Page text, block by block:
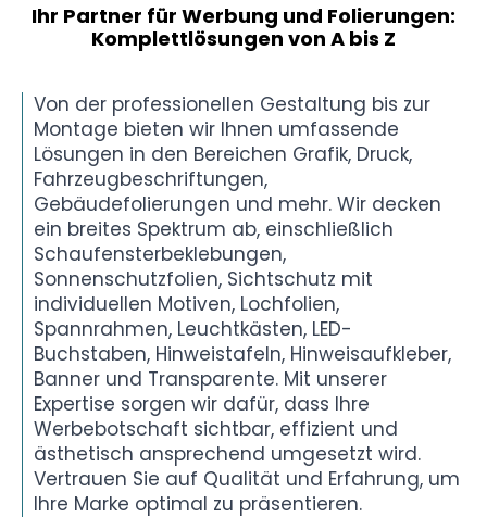
Ihr Partner für Werbung und Folierungen:
Komplettlösungen von A bis Z
Von der professionellen Gestaltung bis zur
Montage bieten wir Ihnen umfassende
Lösungen in den Bereichen Grafik, Druck,
Fahrzeugbeschriftungen,
Gebäudefolierungen und mehr. Wir decken
ein breites Spektrum ab, einschließlich
Schaufensterbeklebungen,
Sonnenschutzfolien, Sichtschutz mit
individuellen Motiven, Lochfolien,
Spannrahmen, Leuchtkästen, LED-
Buchstaben, Hinweistafeln, Hinweisaufkleber,
Banner und Transparente. Mit unserer
Expertise sorgen wir dafür, dass Ihre
Werbebotschaft sichtbar, effizient und
ästhetisch ansprechend umgesetzt wird.
Vertrauen Sie auf Qualität und Erfahrung, um
Ihre Marke optimal zu präsentieren.